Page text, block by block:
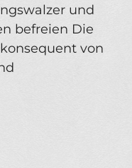
und
befreien Die
von